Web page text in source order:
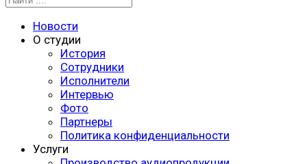
Новости
О студии
История
Сотрудники
Исполнители
Интервью
Фото
Партнеры
Политика конфиденциальности
Услуги